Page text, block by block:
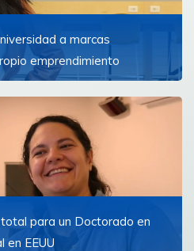
a marcas
emprendimiento
puertas que me dieron
explica la creadora de
para un Doctorado en
en EEUU